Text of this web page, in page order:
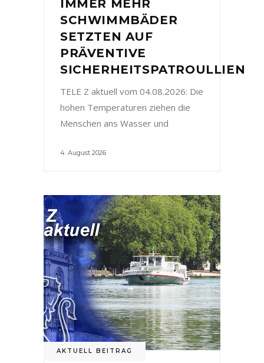
IMMER MEHR
SCHWIMMBÄDER
SETZTEN AUF
PRÄVENTIVE
SICHERHEITSPATROULLIEN
TELE Z aktuell vom 04.08.2026: Die
hohen Temperaturen ziehen die
Menschen ans Wasser und
4. August 2026
AKTUELL BEITRAG